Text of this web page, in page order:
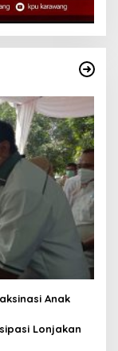
Anak
Lonjakan